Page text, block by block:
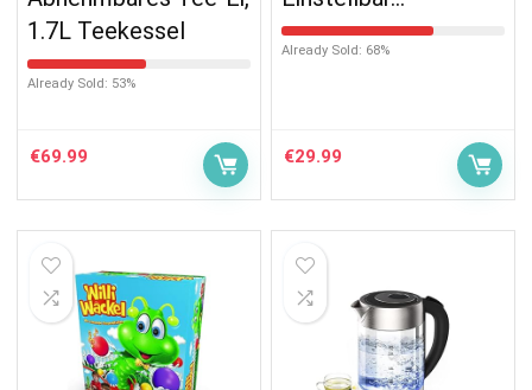
1.7L Teekessel
Already Sold: 53%
€69.99
Already Sold: 68%
€29.99